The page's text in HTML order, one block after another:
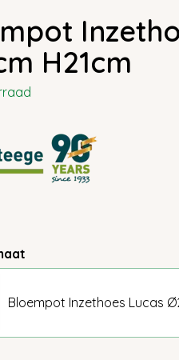
H21cm
Bloempot Inzethoes Lucas